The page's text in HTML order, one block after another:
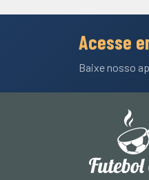
Acesse
Baixe nosso